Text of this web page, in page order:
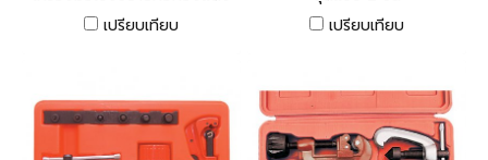
สำหรับการขยายท่อทองแดง
และอลูมิเนียมชนิดอ่อน เพื่อการ
Self-centering ทำให้สามารถ
ขยายท่อได้อย่างรวดเร็ว เที่ยง
ตรงและขนานกัน
เปรียบเทียบ
เปรียบเทียบ